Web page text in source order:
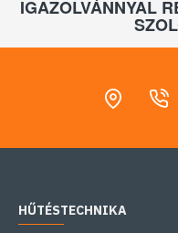
IGAZOLVÁNNYAL
HŰTÉSTECHNIKA